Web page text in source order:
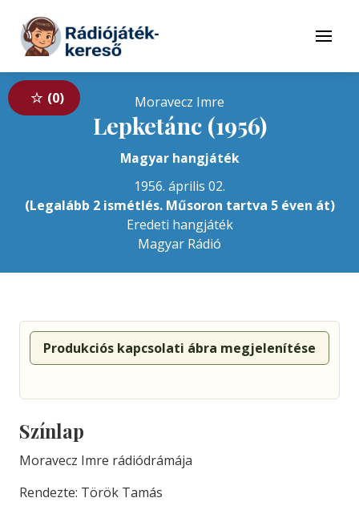
Tovább a tartalomhoz
Menü
0 Moravecz Imre
Lepketánc (1956)
Magyar hangjáték
1956. április 02.
(Legalább 2 ismétlés. Műsoron tartva 5 éven át)
Eredeti hangjáték
Magyar Rádió
Produkciós kapcsolati ábra megjelenítése
Színlap
Moravecz Imre rádiódrámája
Rendezte: Török Tamás